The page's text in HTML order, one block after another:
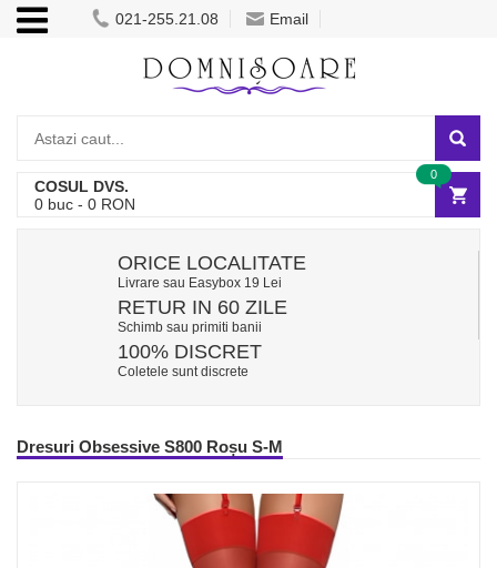
021-255.21.08 Email
COSUL DVS.
0 buc - 0 RON
0
ORICE LOCALITATE
Livrare sau Easybox 19 Lei
RETUR IN 60 ZILE
Schimb sau primiti banii
100% DISCRET
Coletele sunt discrete
Dresuri Obsessive S800 Roșu S-M